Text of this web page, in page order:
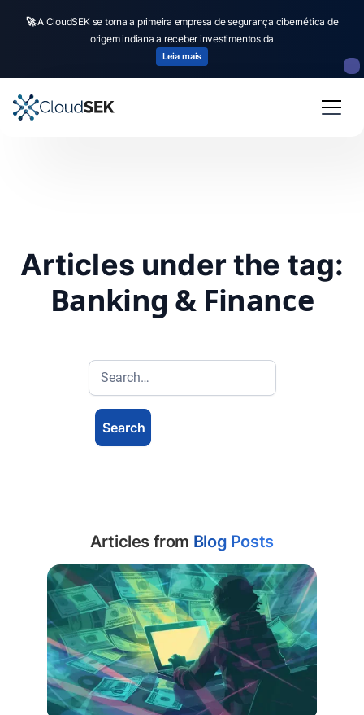
🚀A CloudSEK se torna a primeira empresa de segurança cibernética de
origem indiana a receber investimentos da
Leia mais
Articles under the tag:
Banking & Finance
Articles from Blog Posts